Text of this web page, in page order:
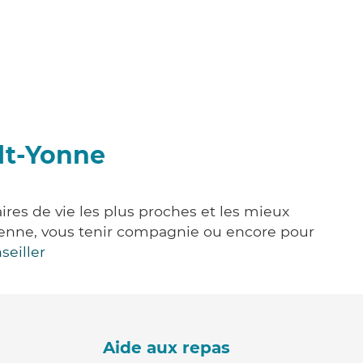
Yonne
de vie les plus proches et les mieux
vous tenir compagnie ou encore pour
Aide aux repas